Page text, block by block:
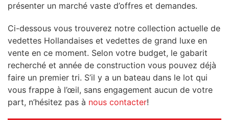
présenter un marché vaste d’offres et demandes.
Ci-dessous vous trouverez notre collection actuelle de
vedettes Hollandaises et vedettes de grand luxe en
vente en ce moment. Selon votre budget, le gabarit
recherché et année de construction vous pouvez déjà
faire un premier tri. S’il y a un bateau dans le lot qui
vous frappe à l’œil, sans engagement aucun de votre
part, n’hésitez pas à nous contacter!